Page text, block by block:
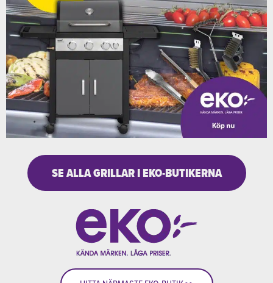
SE ALLA GRILLAR I EKO-BUTIKERNA